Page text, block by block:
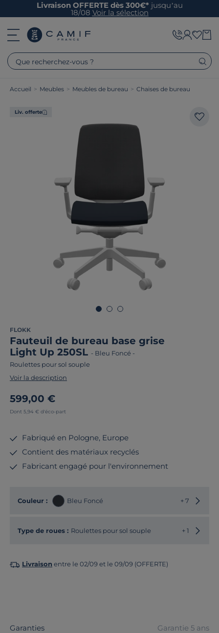
Livraison OFFERTE dès 300€* jusqu’au
18/08 Voir la sélection
Que recherchez-vous ?
Accueil > Meubles > Meubles de bureau > Chaises de bureau
Liv. offerte
FLOKK
Fauteuil de bureau base grise
Light Up 250SL - Bleu Foncé -
Roulettes pour sol souple
Voir la description
599,00 €
Dont 5,94 € d'éco-part
Fabriqué en Pologne, Europe
Contient des matériaux recyclés
Fabricant engagé pour l'environnement
Couleur : Bleu Foncé + 7
Type de roues : Roulettes pour sol souple + 1
Livraison entre le 02/09 et le 09/09 (OFFERTE)
Garanties Garantie 5 ans